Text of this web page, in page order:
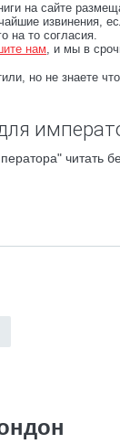
на сайте
извинения,
на то согласия.
нам, и мы в
но не знаете
читать